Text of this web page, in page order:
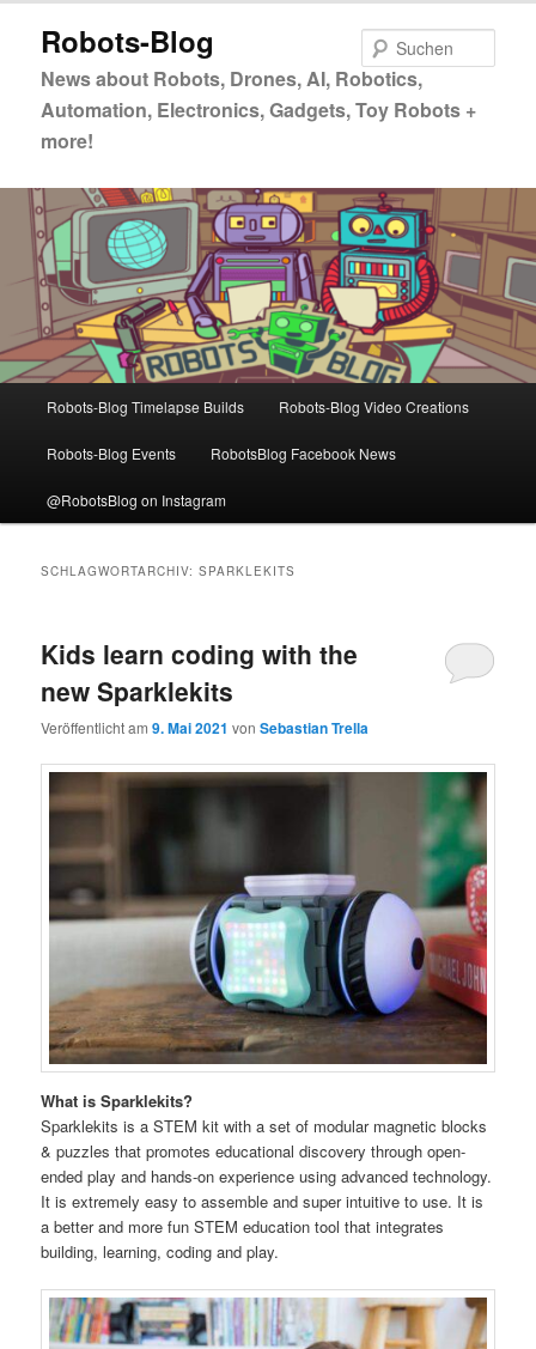
primären
springen
sekundären
springen
Robots-Blog
News about Robots, Drones, AI, Robotics,
Automation, Electronics, Gadgets, Toy Robots +
more!
Robots-Blog Timelapse Builds Robots-Blog Video Creations
Robots-Blog Events RobotsBlog Facebook News
@RobotsBlog on Instagram
SCHLAGWORTARCHIV:SPARKLEKITS
Kids learn coding with the
new Sparklekits
Veröffentlicht am9. Mai 2021 vonSebastian Trella
What is Sparklekits?
Sparklekits is a STEM kit with a set of modular magnetic blocks
& puzzles that promotes educational discovery through open-
ended play and hands-on experience using advanced technology.
It is extremely easy to assemble and super intuitive to use. It is
a better and more fun STEM education tool that integrates
building, learning, coding and play.